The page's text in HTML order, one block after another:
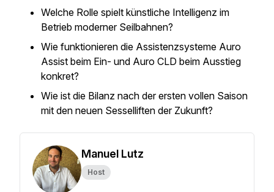
Welche Rolle spielt künstliche Intelligenz im
Betrieb moderner Seilbahnen?
Wie funktionieren die Assistenzsysteme Auro
Assist beim Ein- und Auro CLD beim Ausstieg
konkret?
Wie ist die Bilanz nach der ersten vollen Saison
mit den neuen Sesselliften der Zukunft?
Manuel Lutz
Host